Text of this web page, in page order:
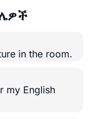
in the room.
my English